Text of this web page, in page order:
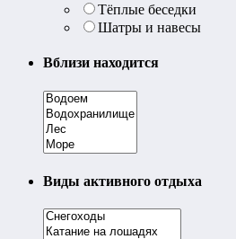
Тёплые беседки
Шатры и навесы
Вблизи находится
Виды активного отдыха